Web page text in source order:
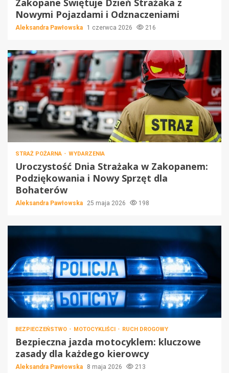
Zakopane Świętuje Dzień Strażaka z
Nowymi Pojazdami i Odznaczeniami
Aleksandra Pawłowska 1 czerwca 2026 216
STRAŻ POŻARNA WYDARZENIA
Uroczystość Dnia Strażaka w Zakopanem:
Podziękowania i Nowy Sprzęt dla
Bohaterów
Aleksandra Pawłowska 25 maja 2026 198
BEZPIECZEŃSTWO MOTOCYKLIŚCI RUCH DROGOWY
Bezpieczna jazda motocyklem: kluczowe
zasady dla każdego kierowcy
Aleksandra Pawłowska 8 maja 2026 213